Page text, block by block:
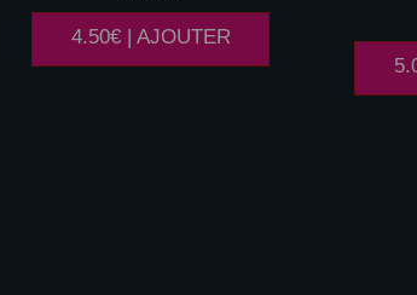
4.50€ | AJOUTER